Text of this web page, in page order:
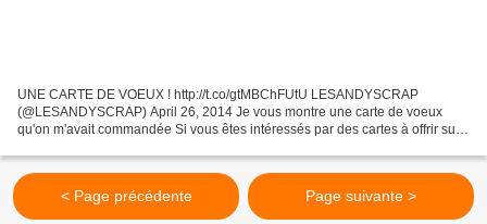
UNE CARTE DE VOEUX ! http://t.co/gtMBChFUtU LESANDYSCRAP
(@LESANDYSCRAP) April 26, 2014 Je vous montre une carte de voeux
qu'on m'avait commandée Si vous êtes intéressés par des cartes à offrir sur
< Page précédente Page suivante >